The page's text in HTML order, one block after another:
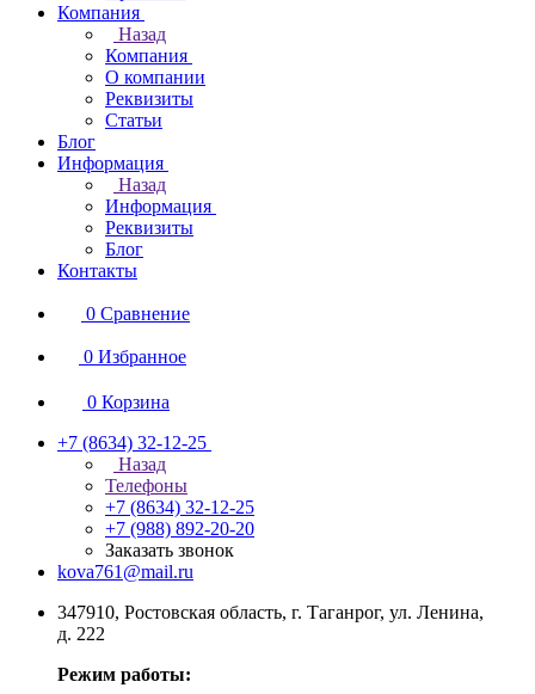
Компания
Назад
Компания
О компании
Реквизиты
Статьи
Блог
Информация
Назад
Информация
Реквизиты
Блог
Контакты
0 Сравнение
0 Избранное
0 Корзина
+7 (8634) 32-12-25
Назад
Телефоны
+7 (8634) 32-12-25
+7 (988) 892-20-20
Заказать звонок
kova761@mail.ru
347910, Ростовская область, г. Таганрог, ул. Ленина,
д. 222
Режим работы: